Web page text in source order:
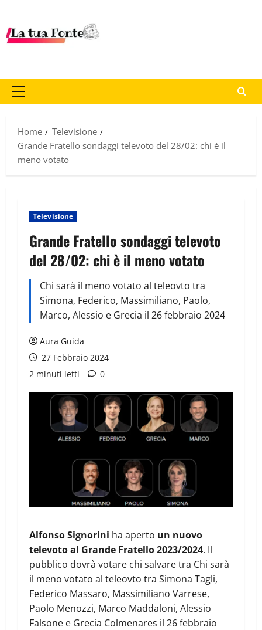
Home
Televisione
Grande Fratello sondaggi televoto del 28/02: chi è il
meno votato
Televisione
Grande Fratello sondaggi televoto
del 28/02: chi è il meno votato
Chi sarà il meno votato al teleovto tra
Simona, Federico, Massimiliano, Paolo,
Marco, Alessio e Grecia il 26 febbraio 2024
Aura Guida
27 Febbraio 2024
2 minuti letti
0
Alfonso Signorini ha aperto un nuovo
televoto al Grande Fratello 2023/2024. Il
pubblico dovrà votare chi salvare tra Chi sarà
il meno votato al teleovto tra Simona Tagli,
Federico Massaro, Massimiliano Varrese,
Paolo Menozzi, Marco Maddaloni, Alessio
Falsone e Grecia Colmenares il 26 febbraio